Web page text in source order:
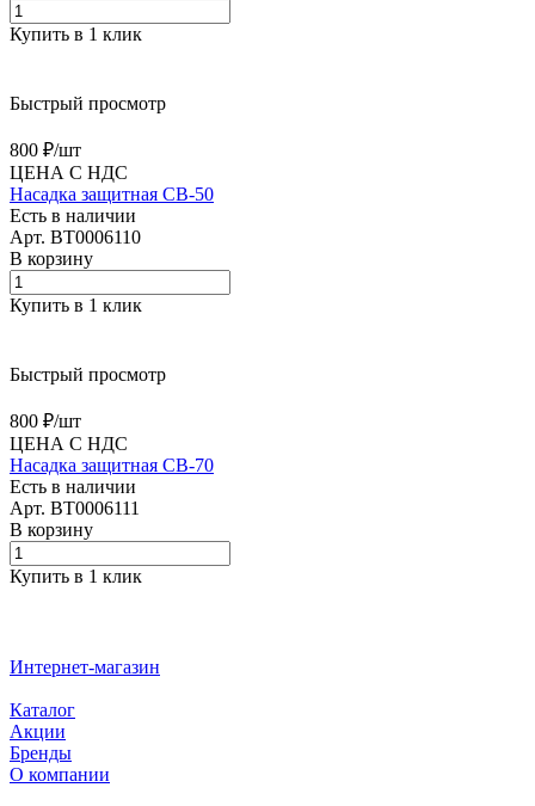
Купить в 1 клик
Быстрый просмотр
800 ₽/шт
ЦЕНА С НДС
Насадка защитная CB-50
Есть в наличии
Арт. BT0006110
В корзину
Купить в 1 клик
Быстрый просмотр
800 ₽/шт
ЦЕНА С НДС
Насадка защитная CB-70
Есть в наличии
Арт. BT0006111
В корзину
Купить в 1 клик
Интернет-магазин
Каталог
Акции
Бренды
О компании